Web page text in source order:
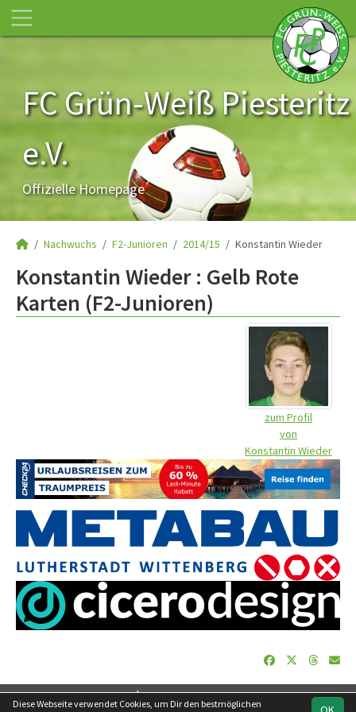
FC Grün-Weiß Piesteritz
e.V.
Offizielle Homepage
Nachwuchs F2-Junioren 2014/15 Konstantin Wieder
Konstantin Wieder : Gelb Rote
Karten (F2-Junioren)
zum Profil
von
Konstantin Wieder
soccero.de
Diese Webseite verwendet Cookies, um Dir den bestmöglichen